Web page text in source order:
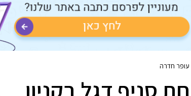
עופר חדרה
סניף דגל בקניון